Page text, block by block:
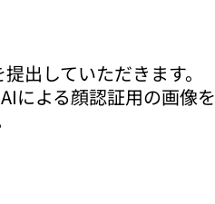
出していただきます。
による顔認証用の画像を